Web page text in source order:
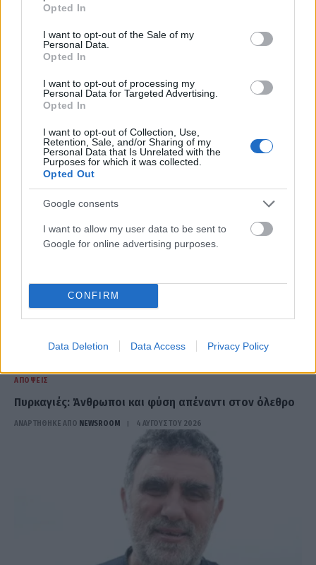
use your data for below specified purposes in below Google
consent section.
Opted In
I want to opt-out of the Sale of my
Personal Data.
Opted In
I want to opt-out of processing my
Personal Data for Targeted Advertising.
Opted In
I want to opt-out of Collection, Use,
Retention, Sale, and/or Sharing of my
Personal Data that Is Unrelated with the
Purposes for which it was collected.
Opted Out
Google consents
I want to allow my user data to be sent to
Google for online advertising purposes.
CONFIRM
Data Deletion Data Access Privacy Policy
ΑΠΌΨΕΙΣ
Σημαντικός ο χρόνος μεταξύ εξαγγελιών στην ΔΕΘ και
εκλογών
ΑΝΑΡΤΗΘΗΚΕ ΑΠΟNEWSROOM 4 ΑΥΓΟΎΣΤΟΥ 2026
ΑΠΌΨΕΙΣ
Πυρκαγιές: Άνθρωποι και φύση απέναντι στον όλεθρο
ΑΝΑΡΤΗΘΗΚΕ ΑΠΟ NEWSROOM 4 ΑΥΓΟΎΣΤΟΥ 2026